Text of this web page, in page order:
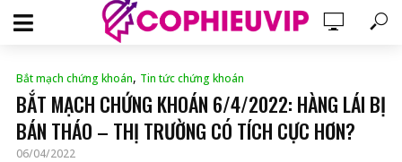
Bắt mạch chứng khoán, Tin tức chứng khoán
BẮT MẠCH CHỨNG KHOÁN 6/4/2022: HÀNG LÁI BỊ
BÁN THÁO – THỊ TRƯỜNG CÓ TÍCH CỰC HƠN?
06/04/2022